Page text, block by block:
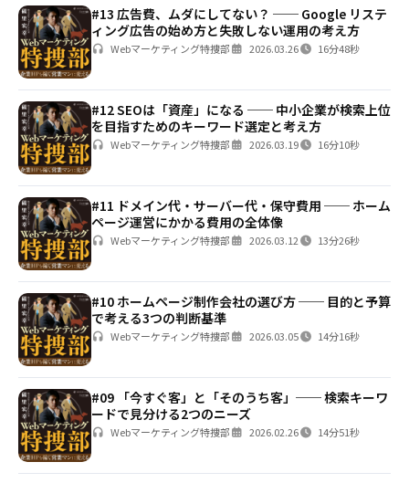
#13 広告費、ムダにしてない？ ── Google リステ
ィング広告の始め方と失敗しない運用の考え方
Webマーケティング特捜部 2026.03.26 16分48秒
#12 SEOは「資産」になる ── 中小企業が検索上位
を目指すためのキーワード選定と考え方
Webマーケティング特捜部 2026.03.19 16分10秒
#11 ドメイン代・サーバー代・保守費用 ── ホーム
ページ運営にかかる費用の全体像
Webマーケティング特捜部 2026.03.12 13分26秒
#10 ホームページ制作会社の選び方 ── 目的と予算
で考える3つの判断基準
Webマーケティング特捜部 2026.03.05 14分16秒
#09 「今すぐ客」と「そのうち客」── 検索キーワ
ードで見分ける2つのニーズ
Webマーケティング特捜部 2026.02.26 14分51秒